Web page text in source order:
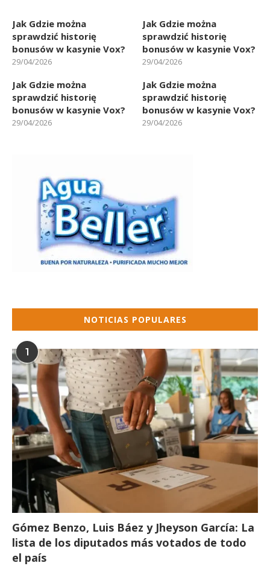
Jak Gdzie można
sprawdzić historię
bonusów w kasynie Vox?
29/04/2026
Jak Gdzie można
sprawdzić historię
bonusów w kasynie Vox?
29/04/2026
Jak Gdzie można
sprawdzić historię
bonusów w kasynie Vox?
29/04/2026
Jak Gdzie można
sprawdzić historię
bonusów w kasynie Vox?
29/04/2026
NOTICIAS POPULARES
1
Gómez Benzo, Luis Báez y Jheyson García: La
lista de los diputados más votados de todo
el país